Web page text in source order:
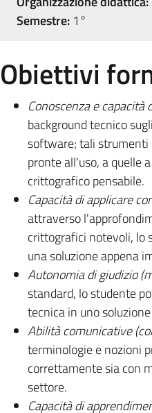
Semestre:1°
Obiettivi
Conoscenza e
background tecnico
software; tali strumenti
pronte all'uso, a quelle
crittografico pensabile.
Capacità di applicare
attraverso
crittografici notevoli, lo
una soluzione appena
Autonomia di giudizio
standard, lo studente
tecnica in uno
Abilità comunicative
terminologie e nozioni
correttamente sia con
settore.
Capacità di